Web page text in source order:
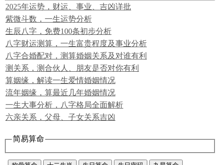
2025年运势，财运、事业、吉凶详批
紫微斗数，一生运势分析
生辰八字，免费100条初步分析
八字财运测算，一生富贵程度及事业分析
八字合婚配对，测算婚姻关系及对谁有利
测关系，测合伙人、朋友是否对你有利
算姻缘，解读一生爱情婚姻情况
流年姻缘，算最近几年婚姻情况
一生大事分析，八字格局全面解析
六亲关系，父母、子女关系吉凶
简易算命